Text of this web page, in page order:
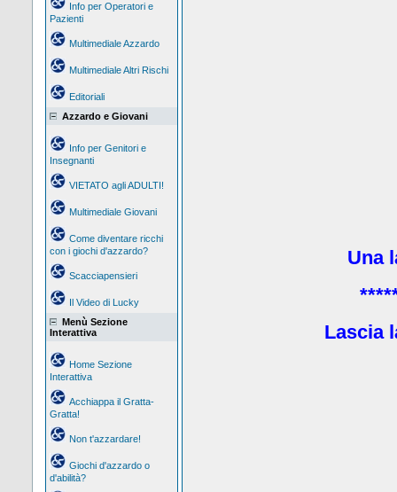
Info per Operatori e
Pazienti
Multimediale Azzardo
Multimediale Altri Rischi
Editoriali
Azzardo e Giovani
Info per Genitori e
Insegnanti
VIETATO agli ADULTI!
Multimediale Giovani
Come diventare ricchi
con i giochi d'azzardo?
Scacciapensieri
Il Video di Lucky
Menù Sezione
Interattiva
Home Sezione
Interattiva
Acchiappa il Gratta-
Gratta!
Non t'azzardare!
Giochi d'azzardo o
d'abilità?
Una
Lascia